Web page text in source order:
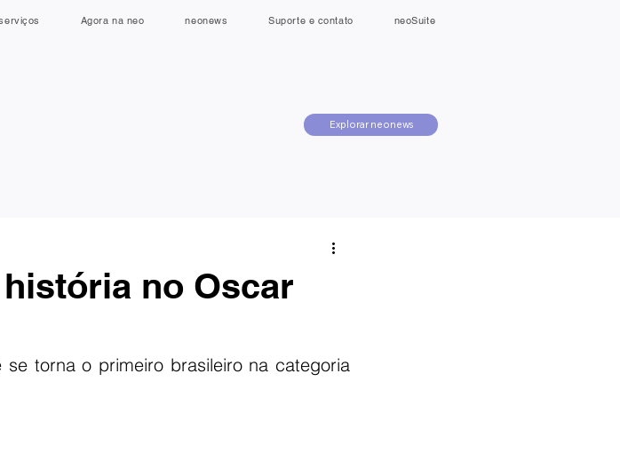
Explorar neonews
Agora na neo neonews Suporte e contato neoSuite
no Oscar
torna o primeiro brasileiro na categoria